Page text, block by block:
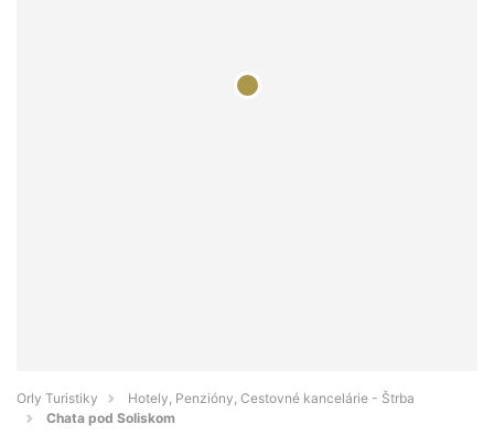
Orly Turistiky
Hotely, Penzióny, Cestovné kancelárie - Štrba
Chata pod Soliskom